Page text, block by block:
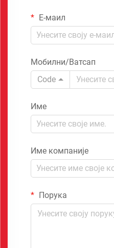
Е-маил
Мобилни/Ватсап
Code
Име
Име компаније
Порука